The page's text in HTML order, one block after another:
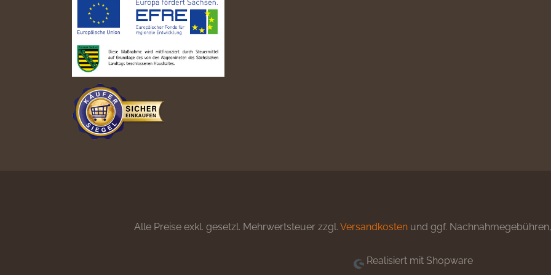
Alle Preise exkl. gesetzl. Mehrwertsteuer zzgl. Versandkosten und ggf.
Realisiert mit Shopware